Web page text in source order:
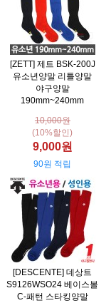
[ZETT] 제트 BSK-200J
유소년양말 리틀양말
야구양말
190mm~240mm
10,000원
(10%할인)
9,000원
90원 적립
[DESCENTE] 데상트
S9126WSO24 베이스볼
C-패턴 스타킹양말